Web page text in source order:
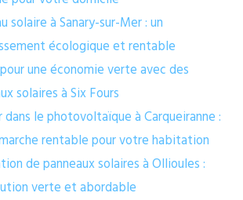
solaire à Sanary-sur-Mer : un
écologique et rentable
une économie verte avec des
solaires à Six Fours
dans le photovoltaïque à Carqueiranne :
rentable pour votre habitation
de panneaux solaires à Ollioules :
verte et abordable